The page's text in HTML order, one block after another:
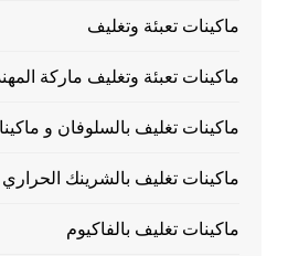
ماكينات تعبئة وتغليف
ماكينات تعبئة وتغليف ماركة
ماكينات تغليف بالسلوفان و
ماكينات تغليف بالشرينك الحراري
ماكينات تغليف بالفاكيوم